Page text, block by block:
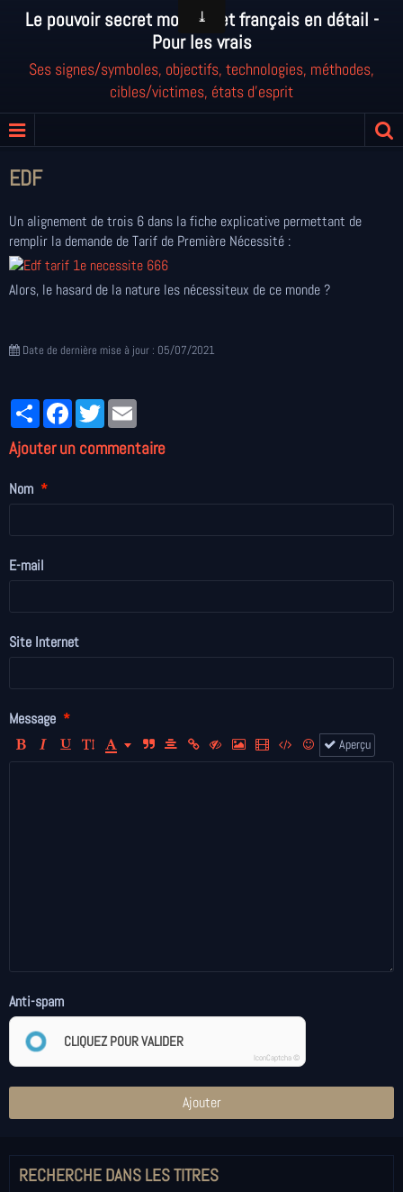
Le pouvoir secret mondial et français en détail -
Pour les vrais
Ses signes/symboles, objectifs, technologies, méthodes,
cibles/victimes, états d'esprit
EDF
Un alignement de trois 6 dans la fiche explicative permettant de
remplir la demande de Tarif de Première Nécessité :
Alors, le hasard de la nature les nécessiteux de ce monde ?
Date de dernière mise à jour : 05/07/2021
PartagerFacebookTwitter
Ajouter un commentaire
Nom
E-mail
Site Internet
Message
Aperçu
Anti-spam
CLIQUEZ POUR VALIDER
IconCaptcha ©
Ajouter
RECHERCHE DANS LES TITRES